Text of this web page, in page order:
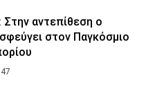
αντεπίθεση ο
στον Παγκόσμιο